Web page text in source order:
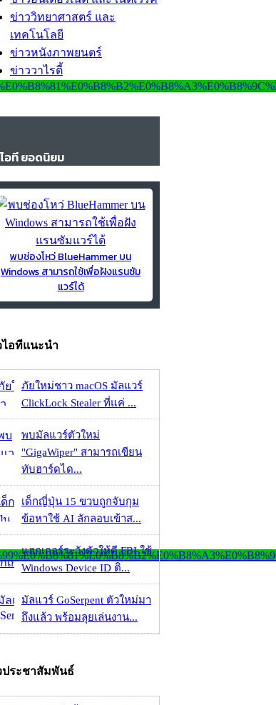
ข่าววิทยาศาสตร์ และ
เทคโนโลยี
ข่าวหนังภาพยนตร์
ข่าววาไรตี้
อที ยอดนิยม
พบช่องโหว่ BlueHammer บน
Windows สามารถใช้เพื่อฝังแรนซัม
แวร์ได้
ไอทีแนะนำ
ภัยใหม่ชาว macOS มัลแวร์
ClickLock Stealer ที่แค่ ...
พบมัลแวร์ตัวใหม่
"GigaWiper" สามารถเขียน
ทับฮาร์ดได...
เด็กญี่ปุ่น 15 ขวบถูกจับกุม
ข้อหาใช้ AI ลักลอบเข้าส...
แฮกเกอร์ระวังตัวให้ดี FBI ใช้
Windows Device ID ติ...
มัลแวร์ GoSerpent ตัวใหม่มา
ถึงแล้ว พร้อมลุยเล่นงาน...
ประชาสัมพันธ์